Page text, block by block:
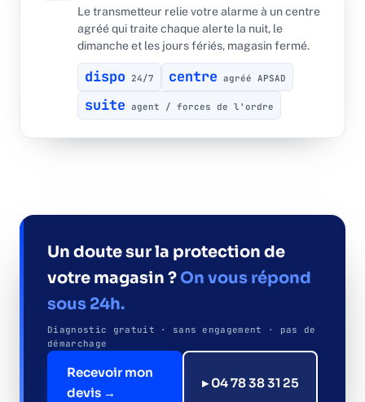
Le transmetteur relie votre alarme à un centre
agréé qui traite chaque alerte la nuit, le
dimanche et les jours fériés, magasin fermé.
dispo 24/7 centre agréé APSAD
suite agent / forces de l'ordre
Un doute sur la protection de
votre magasin ?On vous répond
sous 24h.
Diagnostic gratuit · sans engagement · pas de
démarchage
Recevoir mon
devis →
▸ 04 78 38 31 25